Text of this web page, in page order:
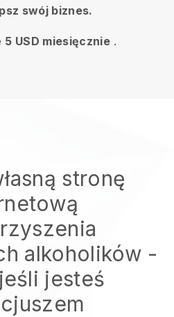
swój biznes.
5 USD miesięcznie.
stronę
alkoholików -
jesteś